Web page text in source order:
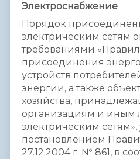
Электроснабжение
Порядок
электрическим сетям
требованиями «Правил
присоединения
устройств
энергии, а также
хозяйства,
организациям и иным
электрическим
постановлением
27.12.2004 г. № 861, в